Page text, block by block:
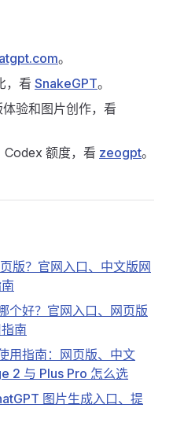
。
，看 SnakeGPT。
验和图片创作，看
Codex 额度，看 zeogpt。
版？官网入口、中文版网
个好？官网入口、网页版
南
用指南：网页版、中文
2 与 Plus Pro 怎么选
图片生成入口、提